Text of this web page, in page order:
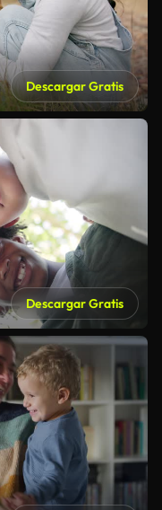
Descargar Gratis
Descargar Gratis